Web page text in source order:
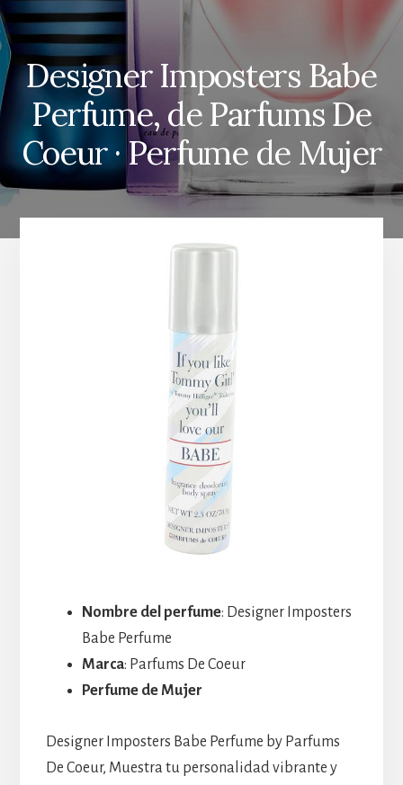
Designer Imposters Babe
Perfume, de Parfums De
Coeur · Perfume de Mujer
Nombre del perfume: Designer Imposters
Babe Perfume
Marca: Parfums De Coeur
Perfume de Mujer
Designer Imposters Babe Perfume by Parfums
De Coeur, Muestra tu personalidad vibrante y